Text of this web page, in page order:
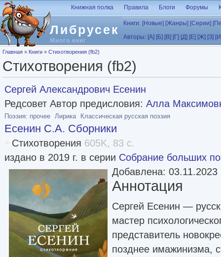
Перейти к основному содержанию
Либрусек
Много книг
Книжная полка Правила Блоги Форумы
Книги: [Новые] [Жанры] [Серии]
Авторы: [А] [Б] [В] [Г] [Д] [Е] [Ж] [З]
Вы здесь
Главная » Книги » Стихотворения (fb2)
Стихотворения (fb2)
Сергей Александрович Есенин
Редсовет Автор предисловия: Алла
Поэзия: прочее Лирика Классическая русская поэзия
Есенин С.А. Сборники
Стихотворения 605K, 83 с.
издано в 2019 г. в серии Собрание больших
Добавлена: 03.11.2023
Аннотация
Сергей Есенин —
мастер
представитель
позднее имажинизма,